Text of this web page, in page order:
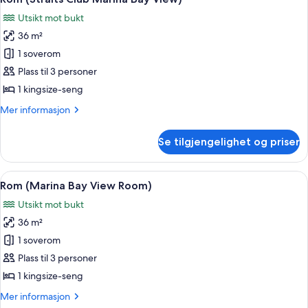
alle
bildene
av
Rom
(Straits
Club
Bay
Utsikt mot bukt
36 m²
1 soverom
Plass til 3 personer
1 kingsize-seng
Mer informasjon
Mer
(Straits
Club
Marina
View)
Se tilgjengelighet og priser
Åpne
alle
bildene
av
Rom
(Marina
Bay
Room)
Sengetøy av topp kvalitet, minibar,
6
Rom (Marina Bay View Room)
Utsikt mot bukt
36 m²
1 soverom
Plass til 3 personer
1 kingsize-seng
Mer informasjon
Mer